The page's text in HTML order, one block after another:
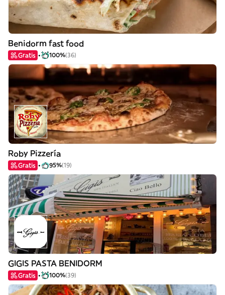
Benidorm fast food
Gratis 100%(36)
Roby Pizzería
Gratis 95%(19)
GIGIS PASTA BENIDORM
Gratis 100%(39)